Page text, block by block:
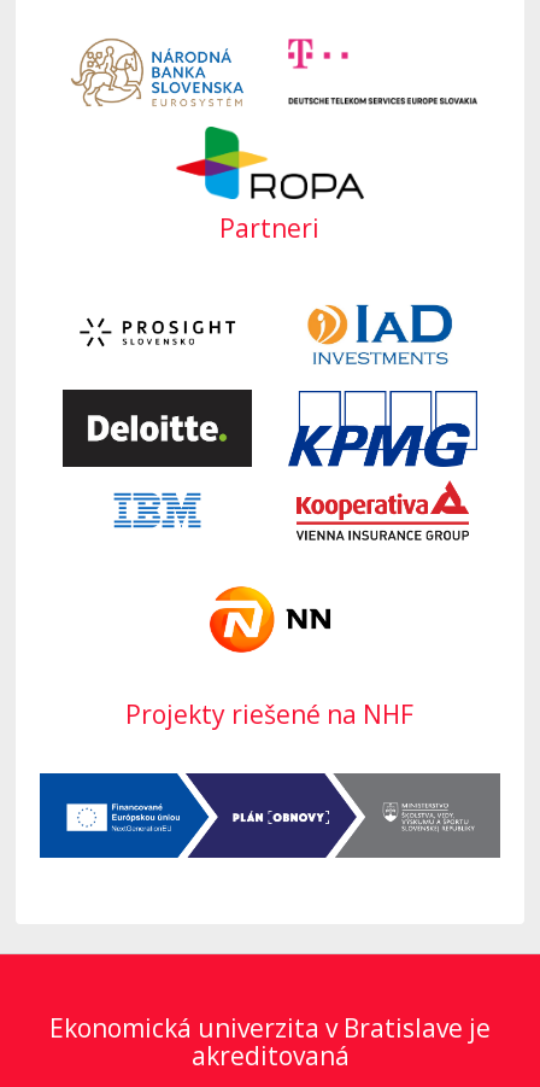
Partneri
Projekty riešené na NHF
Ekonomická univerzita v Bratislave je
akreditovaná